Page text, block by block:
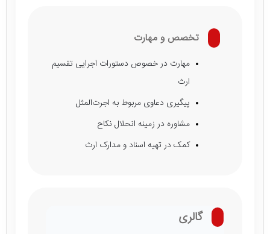
تخصص و مهارت
مهارت در خصوص دستورات اجرایی تقسیم
ارث
پیگیری دعاوی مربوط به اجرت‌المثل
مشاوره در زمینه انحلال نکاح
کمک در تهیه اسناد و مدارک ارث
گالری